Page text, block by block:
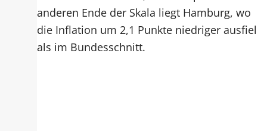
anderen Ende der Skala liegt Hamburg, wo
die Inflation um 2,1 Punkte niedriger ausfiel
als im Bundesschnitt.